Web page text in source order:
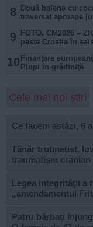
8
Două balene cu
traversat aproape
9
FOTO. CM2026 –
peste Croația în
10 Finanțare
Plopi în grădiniță
Cele mai noi știri
Ce facem astăzi, 6
Tânăr trotinetist,
traumatism cranian
Legea integrității a
„amendamentul
Patru bărbați